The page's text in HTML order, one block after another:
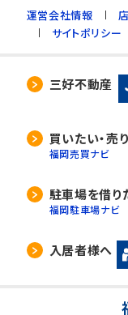
運営会社情報
サイトポリシー
三好不動産
買いたい・売
福岡売買ナビ
駐車場を借り
福岡駐車場ナビ
入居者様へ